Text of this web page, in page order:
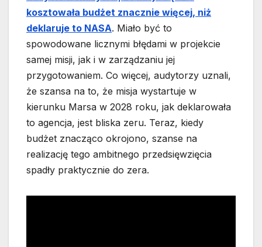
kosztowała budżet znacznie więcej, niż
deklaruje to NASA. Miało być to
spowodowane licznymi błędami w projekcie
samej misji, jak i w zarządzaniu jej
przygotowaniem. Co więcej, audytorzy uznali,
że szansa na to, że misja wystartuje w
kierunku Marsa w 2028 roku, jak deklarowała
to agencja, jest bliska zeru. Teraz, kiedy
budżet znacząco okrojono, szanse na
realizację tego ambitnego przedsięwzięcia
spadły praktycznie do zera.